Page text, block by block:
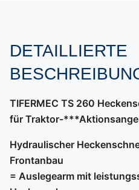
DETAILLIERTE
TIFERMEC TS 260
für Traktor-
Hydraulischer
Frontanbau
= Auslegearm mit